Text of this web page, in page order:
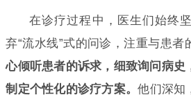
在诊疗过程中，医生们始终
弃“流水线”式的问诊，注重与患者
心倾听患者的诉求，细致询问病史
制定个性化的诊疗方案。他们深知